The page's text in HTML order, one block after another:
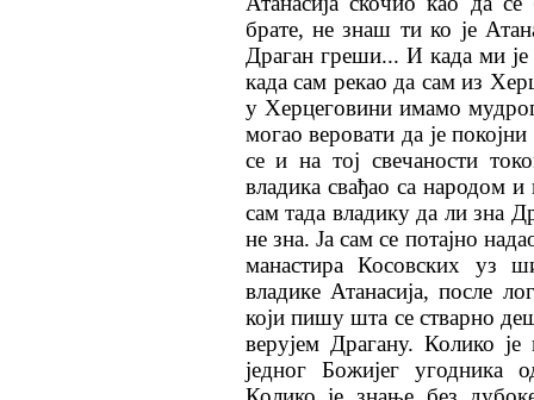
брате, не знаш ти ко је
Драган греши... И када ми је
када сам рекао да сам из
у Херцеговини имамо
могао веровати да је
се и на тој свечаности
владика свађао са народом
сам тада владику да ли зна
не зна. Ја сам се потајно
манастира Косовских уз
владике Атанасија, после
који пишу шта се стварно
верујем Драгану. Колико
једног Божијег угодника